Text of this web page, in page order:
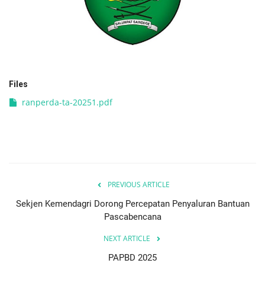
DOKUMENTASI
DANA DESA
INDONESIA
Files
ranperda-ta-20251.pdf
PREVIOUS ARTICLE
Sekjen Kemendagri Dorong Percepatan Penyaluran Bantuan
Pascabencana
NEXT ARTICLE
PAPBD 2025